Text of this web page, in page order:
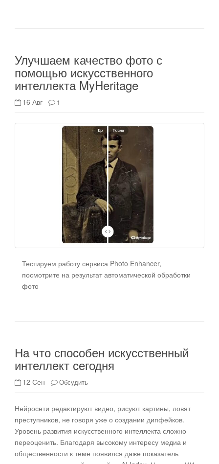
Улучшаем качество фото с
помощью искусственного
интеллекта MyHeritage
16 Авг 1
Тестируем работу сервиса Photo Enhancer,
посмотрите на результат автоматической обработки
фото
На что способен искусственный
интеллект сегодня
12 Сен Обсудить
Нейросети редактируют видео, рисуют картины, ловят
преступников, не говоря уже о создании дипфейков.
Уровень развития искусственного интеллекта сложно
переоценить. Благодаря высокому интересу медиа и
общественности к теме появился даже показатель